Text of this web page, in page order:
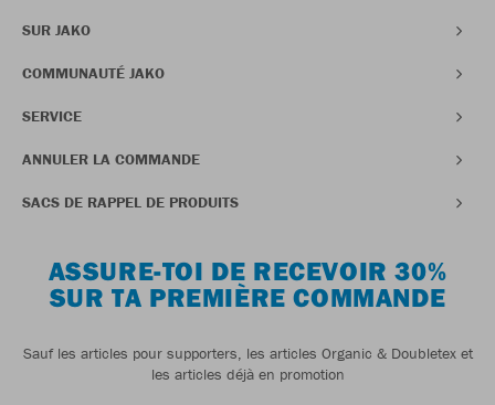
SUR JAKO
COMMUNAUTÉ JAKO
SERVICE
ANNULER LA COMMANDE
SACS DE RAPPEL DE PRODUITS
ASSURE-TOI DE RECEVOIR 30%
SUR TA PREMIÈRE COMMANDE
Sauf les articles pour supporters, les articles Organic & Doubletex et
les articles déjà en promotion